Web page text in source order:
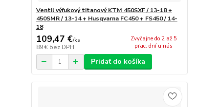
Ventil výfukový titanový KTM 450SXF / 13-18 +
450SMR / 13-14 + Husqvarna FC450 + FS450 / 14-
18
109,47 €/ks
89 € bez DPH
Zvyčajne do 2 až 5
prac. dní u nás
Pridať do košíka